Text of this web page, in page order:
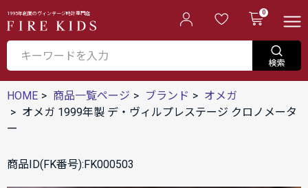
1995年創業のヴィンテージ時計専門店 0
HOME 商品一覧ページ ブランド
オメガ
オメガ 1999年製 デ・ヴィルプレステージ クロノメータ
ー
商品ID(FK番号):FK000503